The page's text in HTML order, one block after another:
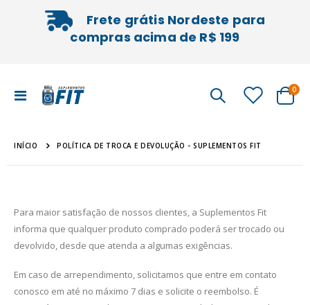
Frete grátis Nordeste para
compras acima de R$ 199
Alternar
Cart
0
INÍCIO POLÍTICA DE TROCA E DEVOLUÇÃO - SUPLEMENTOS FIT
Para maior satisfação de nossos clientes, a Suplementos Fit
informa que qualquer produto comprado poderá ser trocado ou
devolvido, desde que atenda a algumas exigências.
Em caso de arrependimento, solicitamos que entre em contato
conosco em até no máximo 7 dias e solicite o reembolso. É